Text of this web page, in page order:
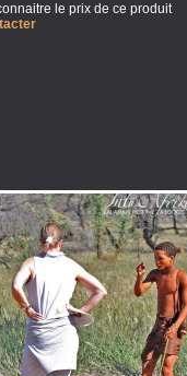
le prix de ce produit